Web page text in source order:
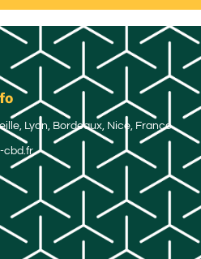
Lyon, Bordeaux, Nice, France
cbd.fr